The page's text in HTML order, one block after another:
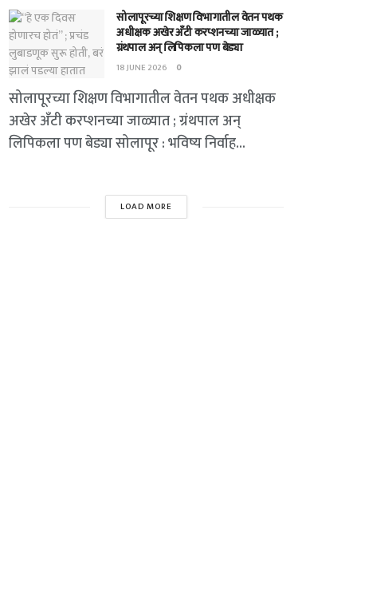
सोलापूरच्या शिक्षण विभागातील वेतन पथक
अधीक्षक अखेर अँटी करप्शनच्या जाळ्यात ;
ग्रंथपाल अन् लिपिकला पण बेड्या
18 JUNE 2026 0
सोलापूरच्या शिक्षण विभागातील वेतन पथक अधीक्षक
अखेर अँटी करप्शनच्या जाळ्यात ; ग्रंथपाल अन्
लिपिकला पण बेड्या सोलापूर : भविष्य निर्वाह...
LOAD MORE